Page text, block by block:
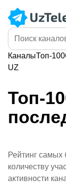
КаналыТоп-100
UZ
Топ-
Рейтинг самых
количеству
активности